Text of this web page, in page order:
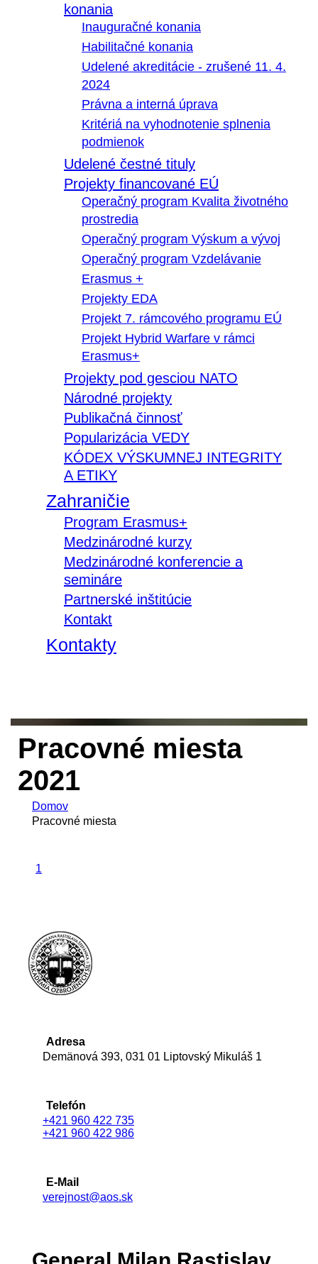
konania
Inauguračné konania
Habilitačné konania
Udelené akreditácie - zrušené 11. 4.
2024
Právna a interná úprava
Kritériá na vyhodnotenie splnenia
podmienok
Udelené čestné tituly
Projekty financované EÚ
Operačný program Kvalita životného
prostredia
Operačný program Výskum a vývoj
Operačný program Vzdelávanie
Erasmus +
Projekty EDA
Projekt 7. rámcového programu EÚ
Projekt Hybrid Warfare v rámci
Erasmus+
Projekty pod gesciou NATO
Národné projekty
Publikačná činnosť
Popularizácia VEDY
KÓDEX VÝSKUMNEJ INTEGRITY
A ETIKY
Zahraničie
Program Erasmus+
Medzinárodné kurzy
Medzinárodné konferencie a
semináre
Partnerské inštitúcie
Kontakt
Kontakty
Pracovné miesta
2021
Domov
Pracovné miesta
1
Adresa
Demänová 393, 031 01 Liptovský Mikuláš 1
Telefón
+421 960 422 735
+421 960 422 986
E-Mail
verejnost@aos.sk